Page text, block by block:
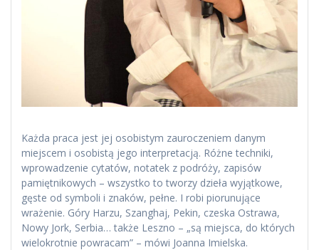
Każda praca jest jej osobistym zauroczeniem danym
miejscem i osobistą jego interpretacją. Różne techniki,
wprowadzenie cytatów, notatek z podróży, zapisów
pamiętnikowych – wszystko to tworzy dzieła wyjątkowe,
gęste od symboli i znaków, pełne. I robi piorunujące
wrażenie. Góry Harzu, Szanghaj, Pekin, czeska Ostrawa,
Nowy Jork, Serbia… także Leszno – „są miejsca, do których
wielokrotnie powracam” – mówi Joanna Imielska.